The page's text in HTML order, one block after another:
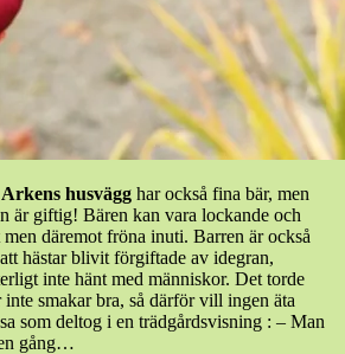
husvägg har också fina bär, men
är giftig! Bären kan vara lockande och
däremot fröna inuti. Barren är också
hästar blivit förgiftade av idegran,
inte hänt med människor. Det torde
smakar bra, så därför vill ingen äta
som deltog i en trädgårdsvisning : – Man
gång…